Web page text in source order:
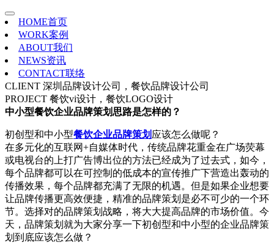
HOME首页
WORK案例
ABOUT我们
NEWS资讯
CONTACT联络
CLIENT 深圳品牌设计公司，餐饮品牌设计公司
PROJECT 餐饮vi设计，餐饮LOGO设计
中小型餐饮企业品牌策划思路是怎样的？
初创型和中小型餐饮企业品牌策划 应该怎么做呢？
在多元化的互联网+自媒体时代，传统品牌花重金在广场荧幕
或电视台的上打广告博出位的方法已经成为了过去式，如今，
每个品牌都可以在可控制的低成本的宣传推广下营造出轰动的
传播效果，每个品牌都充满了无限的机遇。但是如果企业想要
让品牌传播更高效便捷，精准的品牌策划是必不可少的一个环
节。选择对的品牌策划战略，将大大提高品牌的市场价值。今
天，品牌策划就为大家分享一下初创型和中小型的企业品牌策
划到底应该怎么做？